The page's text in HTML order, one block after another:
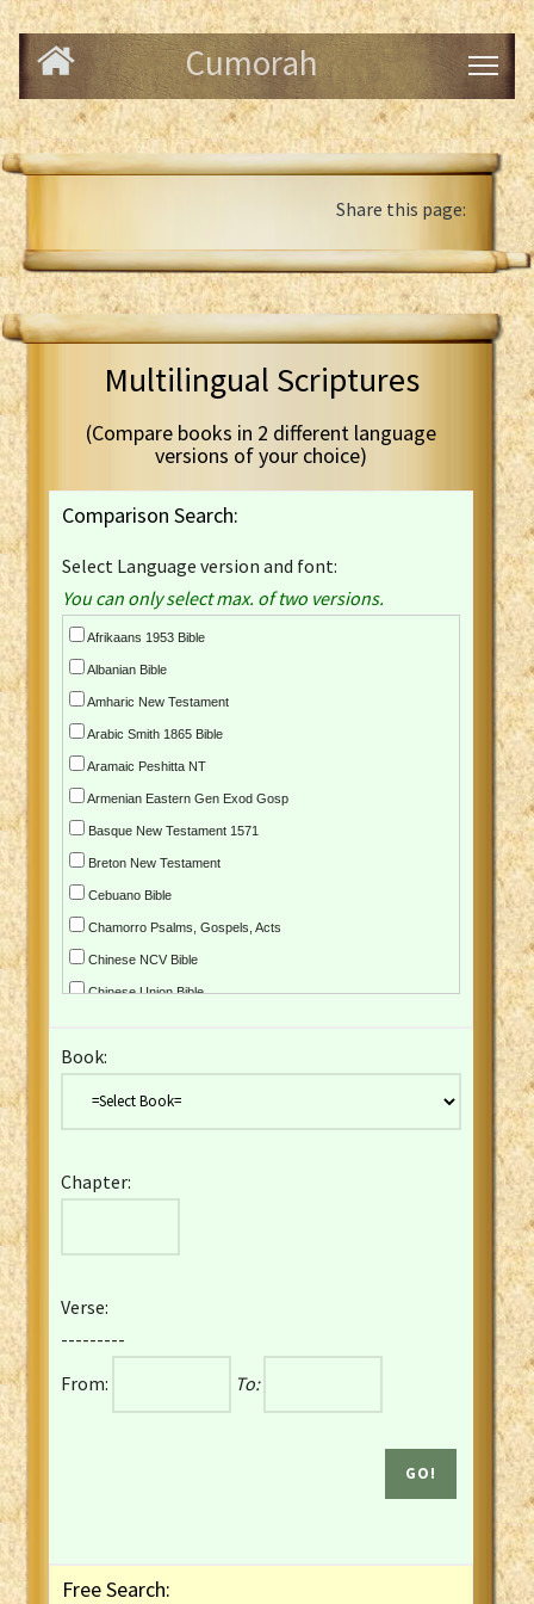
Cumorah
Share this page:
Multilingual Scriptures
(Compare books in 2 different language
versions of your choice)
Comparison Search:
Select Language version and font:
You can only select max. of two versions.
Afrikaans 1953 Bible
Albanian Bible
Amharic New Testament
Arabic Smith 1865 Bible
Aramaic Peshitta NT
Armenian Eastern Gen Exod Gosp
Basque New Testament 1571
Breton New Testament
Cebuano Bible
Chamorro Psalms, Gospels, Acts
Chinese NCV Bible
Chinese Union Bible
Czech Kralicka Bible
English YLT 1898 Bible
French Darby Bible
French Louis Segond Bible
Gaelic (Manx) Selections
Gaelic (Scottish) Mark
Book:
Chapter:
Verse:
---------
From:
To:
Free Search: